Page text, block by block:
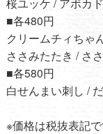
桜ユッケ / アボカ
■各480円
クリームチィちゃ
ささみたたき / さ
■各580円
白せんまい刺し /
※価格は税抜表記で